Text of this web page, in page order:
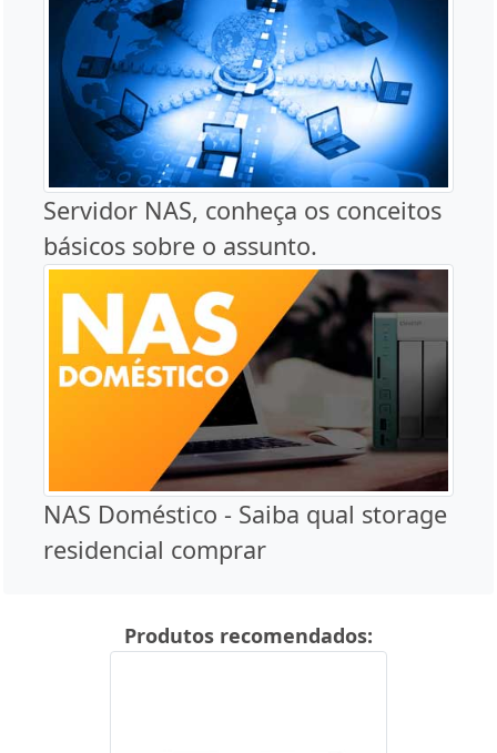
Servidor NAS, conheça os conceitos
básicos sobre o assunto.
NAS Doméstico - Saiba qual storage
residencial comprar
Produtos recomendados: